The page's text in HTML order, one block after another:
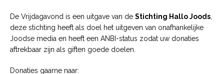
De Vrijdagavond is een uitgave van de Stichting Hallo Joods
deze stichting heeft als doel het uitgeven van onafhankelijke
Joodse media en heeft een ANBI-status zodat uw donaties
aftrekbaar zijn als giften goede doelen.
Donaties gaarne naar: